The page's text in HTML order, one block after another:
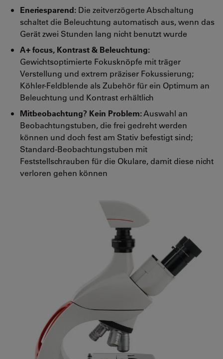
Eneriesparend: Die zeitverzögerte Abschaltung
schaltet die Beleuchtung automatisch aus, wenn das
Gerät zwei Stunden lang nicht benutzt wurde
A+ focus, Kontrast & Beleuchtung:
Gewichtsoptimierte Fokusknöpfe mit träger
Verstellung und extrem präziser Fokussierung;
Köhler-Feldblende als Zubehör für ein Optimum an
Beleuchtung und Kontrast erhältlich
Mitbeobachtung? Kein Problem:Auswahl an
Beobachtungstuben, die frei gedreht werden
können und doch fest am Stativ befestigt sind;
Standard-Beobachtungstuben mit
Feststellschrauben für die Okulare, damit diese nicht
verloren gehen können